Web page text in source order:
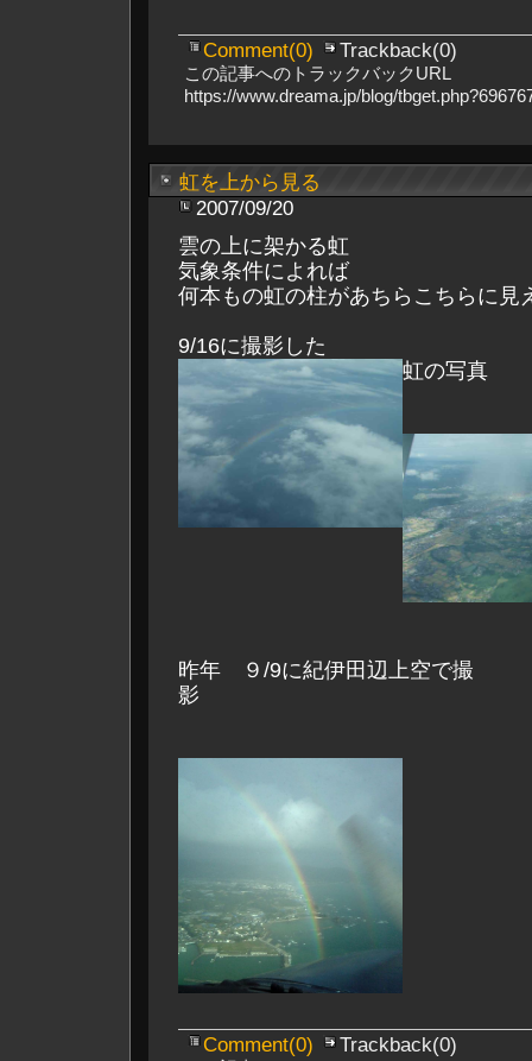
Comment(0) Trackback(0)
この記事へのトラックバックURL
https://www.dreama.jp/blog/
虹を上から見る
2007/09/20
雲の上に架かる虹
気象条件によれば
何本もの虹の柱があちらこちらに見
9/16に撮影した
虹の写真
昨年 ９/9に紀伊田辺上空で撮
Comment(0) Trackback(0)